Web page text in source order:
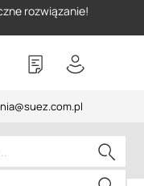
rozwiązanie!